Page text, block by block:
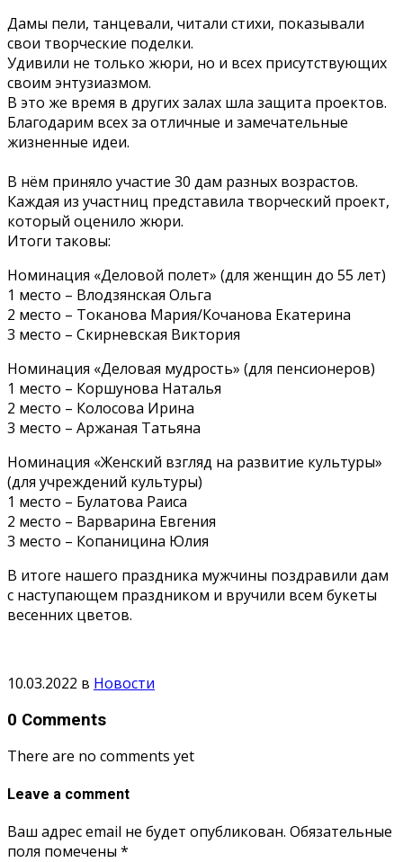
Дамы пели, танцевали, читали стихи, показывали
свои творческие поделки.
Удивили не только жюри, но и всех присутствующих
своим энтузиазмом.
В это же время в других залах шла защита проектов.
Благодарим всех за отличные и замечательные
жизненные идеи.
В нём приняло участие 30 дам разных возрастов.
Каждая из участниц представила творческий проект,
который оценило жюри.
Итоги таковы:
Номинация «Деловой полет» (для женщин до 55 лет)
1 место – Влодзянская Ольга
2 место – Токанова Мария/Кочанова Екатерина
3 место – Скирневская Виктория
Номинация «Деловая мудрость» (для пенсионеров)
1 место – Коршунова Наталья
2 место – Колосова Ирина
3 место – Аржаная Татьяна
Номинация «Женский взгляд на развитие культуры»
(для учреждений культуры)
1 место – Булатова Раиса
2 место – Варварина Евгения
3 место – Копаницина Юлия
В итоге нашего праздника мужчины поздравили дам
с наступающем праздником и вручили всем букеты
весенних цветов.
10.03.2022 в Новости
0 Comments
There are no comments yet
Leave a comment
Ваш адрес email не будет опубликован. Обязательные
поля помечены *